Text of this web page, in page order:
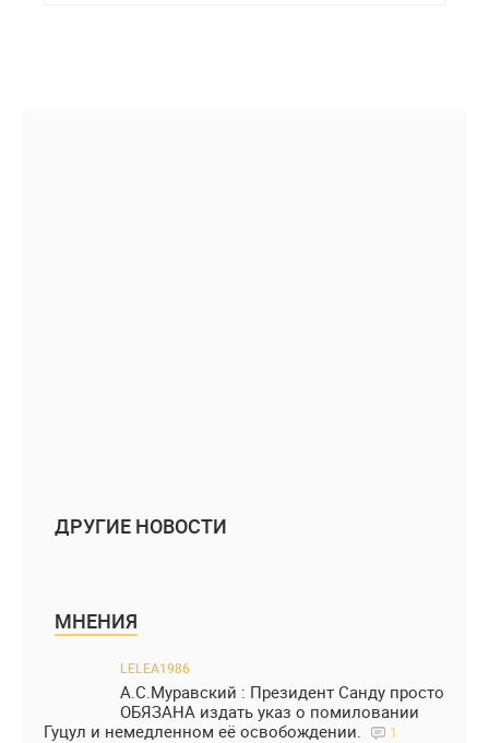
ДРУГИЕ НОВОСТИ
МНЕНИЯ
LELEA1986
А.С.Муравский : Президент Санду просто
ОБЯЗАНА издать указ о помиловании
Гуцул и немедленном её освобождении.
1